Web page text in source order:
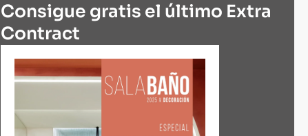
Consigue gratis el último Extra
Contract